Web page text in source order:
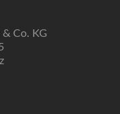
Co. KG